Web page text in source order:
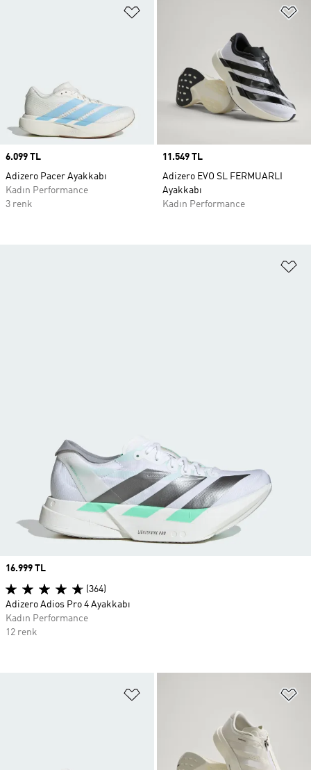
Price
6.099 TL
Adizero Pacer Ayakkabı
Kadın Performance
3 renk
Price
11.549 TL
Adizero EVO SL FERMUARLI
Ayakkabı
Kadın Performance
Price
16.999 TL
(364)
Adizero Adios Pro 4 Ayakkabı
Kadın Performance
12 renk